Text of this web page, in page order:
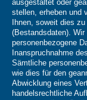
ausgestaltet oder
stellen, erheben und
Ihnen, soweit dies
(Bestandsdaten).
personenbezogene
Inanspruchnahme
Sämtliche
wie dies für den
Abwicklung eines
handelsrechtliche